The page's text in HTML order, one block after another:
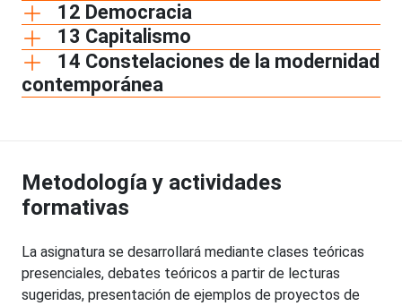
12 Democracia
13 Capitalismo
14 Constelaciones de la modernidad
contemporánea
Metodología y actividades
formativas
La asignatura se desarrollará mediante clases teóricas
presenciales, debates teóricos a partir de lecturas
sugeridas, presentación de ejemplos de proyectos de